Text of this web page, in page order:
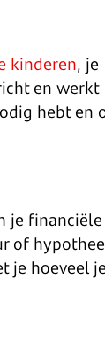
kinderen, je
en werkt
hebt en
je
of
je hoeveel